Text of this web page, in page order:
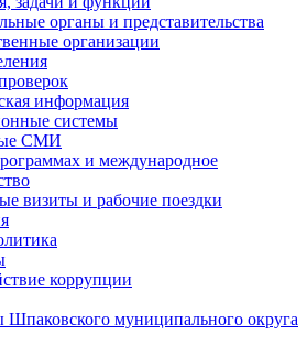
органы и представительства
организации
информация
системы
СМИ
и международное
визиты и рабочие поездки
коррупции
Шпаковского муниципального округа